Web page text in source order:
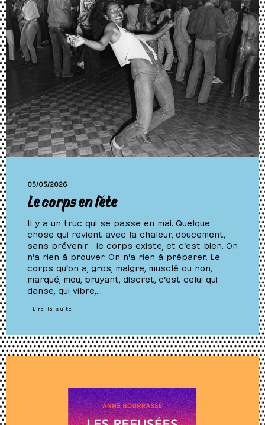
05/05/2026
Le corps en fête
Il y a un truc qui se passe en mai. Quelque
chose qui revient avec la chaleur, doucement,
sans prévenir : le corps existe, et c'est bien. On
n'a rien à prouver. On n'a rien à préparer. Le
corps qu'on a, gros, maigre, musclé ou non,
marqué, mou, bruyant, discret, c'est celui qui
danse, qui vibre,…
Lire la suite